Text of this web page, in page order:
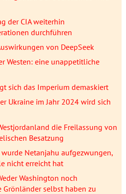
der CIA weiterhin
durchführen
von DeepSeek
Westen: eine unappetitliche
sich das Imperium demaskiert
Ukraine im Jahr 2024 wird sich
die Freilassung von
Besatzung
Netanjahu aufgezwungen,
nicht erreicht hat
Washington noch
Grönländer selbst haben zu